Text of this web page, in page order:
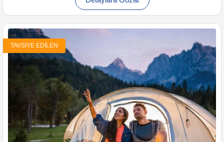
TAVSIYE EDILEN